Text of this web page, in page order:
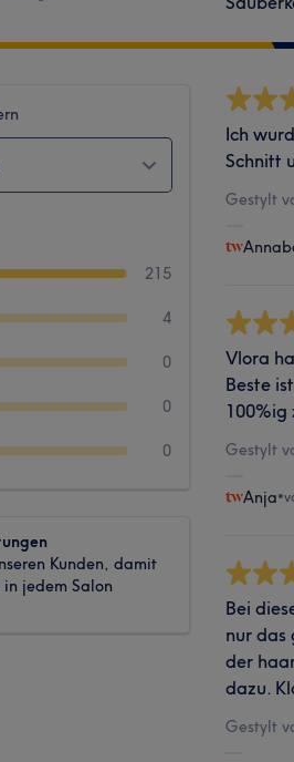
215
4
0
0
0
Kunden, damit
jedem Salon
Ich
Schnitt
Gestylt
Vlora
Beste
100%ig
Gestylt
Anja•
Bei
nur das
der
dazu.
Gestylt